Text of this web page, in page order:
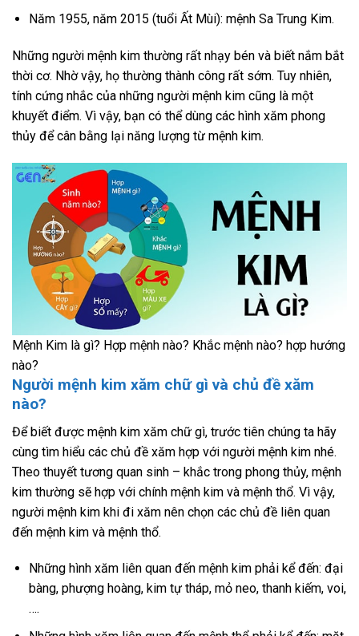
Năm 1955, năm 2015 (tuổi Ất Mùi): mệnh Sa Trung Kim.
Những người mệnh kim thường rất nhạy bén và biết nắm bắt
thời cơ. Nhờ vậy, họ thường thành công rất sớm. Tuy nhiên,
tính cứng nhắc của những người mệnh kim cũng là một
khuyết điểm. Vì vậy, bạn có thể dùng các hình xăm phong
thủy để cân bằng lại năng lượng từ mệnh kim.
Mệnh Kim là gì? Hợp mệnh nào? Khắc mệnh nào? hợp hướng
nào?
Người mệnh kim xăm chữ gì và chủ đề xăm
nào?
Để biết được mệnh kim xăm chữ gì, trước tiên chúng ta hãy
cùng tìm hiểu các chủ đề xăm hợp với người mệnh kim nhé.
Theo thuyết tương quan sinh – khắc trong phong thủy, mệnh
kim thường sẽ hợp với chính mệnh kim và mệnh thổ. Vì vậy,
người mệnh kim khi đi xăm nên chọn các chủ đề liên quan
đến mệnh kim và mệnh thổ.
Những hình xăm liên quan đến mệnh kim phải kể đến: đại
bàng, phượng hoàng, kim tự tháp, mỏ neo, thanh kiếm, voi,
….